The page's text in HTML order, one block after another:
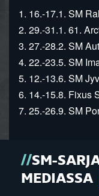
1. 16.-17.1. SM
2. 29.-31.1. 61.
3. 27.-28.2. SM
4. 22.-23.5. SM
5. 12.-13.6. SM
6. 14.-15.8. Fixus
7. 25.-26.9. SM
SM-
MEDIASSA